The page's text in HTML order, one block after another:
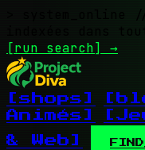
indexées dans
[run search] →
[shops]
Animés]
& Web]